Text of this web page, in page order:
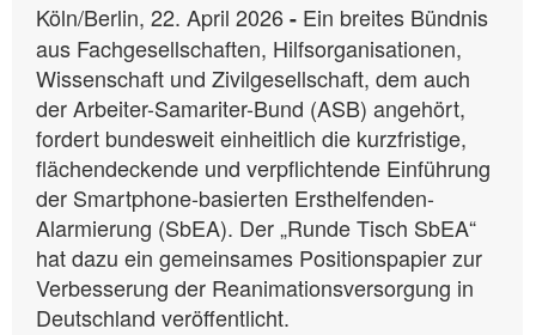
Köln/Berlin, 22. April 2026- Ein breites Bündnis
aus Fachgesellschaften, Hilfsorganisationen,
Wissenschaft und Zivilgesellschaft, dem auch
der Arbeiter-Samariter-Bund (ASB) angehört,
fordert bundesweit einheitlich die kurzfristige,
flächendeckende und verpflichtende Einführung
der Smartphone-basierten Ersthelfenden-
Alarmierung (SbEA). Der „Runde Tisch SbEA“
hat dazu ein gemeinsames Positionspapier zur
Verbesserung der Reanimationsversorgung in
Deutschland veröffentlicht.